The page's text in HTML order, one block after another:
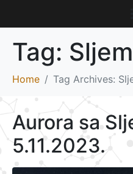
Tag:
Home Tag Archives:
Aurora sa
5.11.2023.